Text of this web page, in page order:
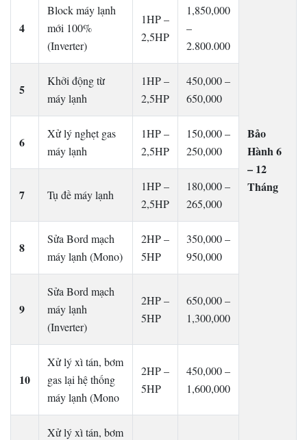
Bảo
Hành 6
– 12
Tháng
4
Block máy lạnh
mới 100%
(Inverter)
1HP –
2,5HP
1,850,000
–
2.800.000
5
Khởi động từ
máy lạnh
1HP –
2,5HP
450,000 –
650,000
6
Xử lý nghẹt gas
máy lạnh
1HP –
2,5HP
150,000 –
250,000
7 Tụ đề máy lạnh
1HP –
2,5HP
180,000 –
265,000
8
Sửa Bord mạch
máy lạnh (Mono)
2HP –
5HP
350,000 –
950,000
9
Sửa Bord mạch
máy lạnh
(Inverter)
2HP –
5HP
650,000 –
1,300,000
10
Xử lý xì tán, bơm
gas lại hệ thống
máy lạnh (Mono
2HP –
5HP
450,000 –
1,600,000
Xử lý xì tán, bơm